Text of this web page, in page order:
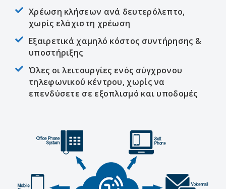
Χρέωση κλήσεων ανά δευτερόλεπτο,
χωρίς ελάχιστη χρέωση
Εξαιρετικά χαμηλό κόστος συντήρησης &
υποστήριξης
Όλες οι λειτουργίες ενός σύγχρονου
τηλεφωνικού κέντρου, χωρίς να
επενδύσετε σε εξοπλισμό και υποδομές